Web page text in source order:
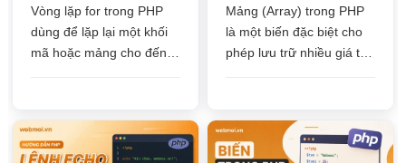
Vòng lặp for trong PHP
dùng để lặp lại một khối
mã hoặc mảng cho đến
lặp
Mảng (Array) trong PHP
là một biến đặc biệt cho
phép lưu trữ nhiều giá trị
được giá trị trong mảng